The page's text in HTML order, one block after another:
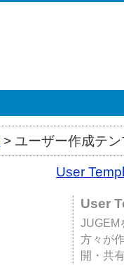
> ユーザー作成テ
User
User
JUGEM
方々が
開・共